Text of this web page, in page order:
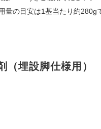
量の目安は1基当たり約280g
（埋設脚仕様用）